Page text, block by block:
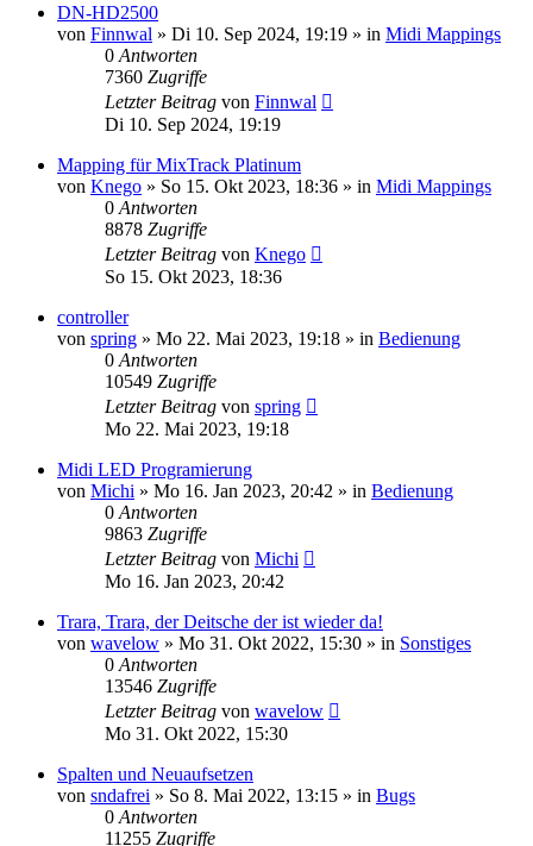
DN-HD2500
von Finnwal » Di 10. Sep 2024, 19:19 » in Midi Mappings
0 Antworten
7360 Zugriffe
Letzter Beitrag von Finnwal
Di 10. Sep 2024, 19:19
Mapping für MixTrack Platinum
von Knego » So 15. Okt 2023, 18:36 » in Midi Mappings
0 Antworten
8878 Zugriffe
Letzter Beitrag von Knego
So 15. Okt 2023, 18:36
controller
von spring » Mo 22. Mai 2023, 19:18 » in Bedienung
0 Antworten
10549 Zugriffe
Letzter Beitrag von spring
Mo 22. Mai 2023, 19:18
Midi LED Programierung
von Michi » Mo 16. Jan 2023, 20:42 » in Bedienung
0 Antworten
9863 Zugriffe
Letzter Beitrag von Michi
Mo 16. Jan 2023, 20:42
Trara, Trara, der Deitsche der ist wieder da!
von wavelow » Mo 31. Okt 2022, 15:30 » in Sonstiges
0 Antworten
13546 Zugriffe
Letzter Beitrag von wavelow
Mo 31. Okt 2022, 15:30
Spalten und Neuaufsetzen
von sndafrei » So 8. Mai 2022, 13:15 » in Bugs
0 Antworten
11255 Zugriffe